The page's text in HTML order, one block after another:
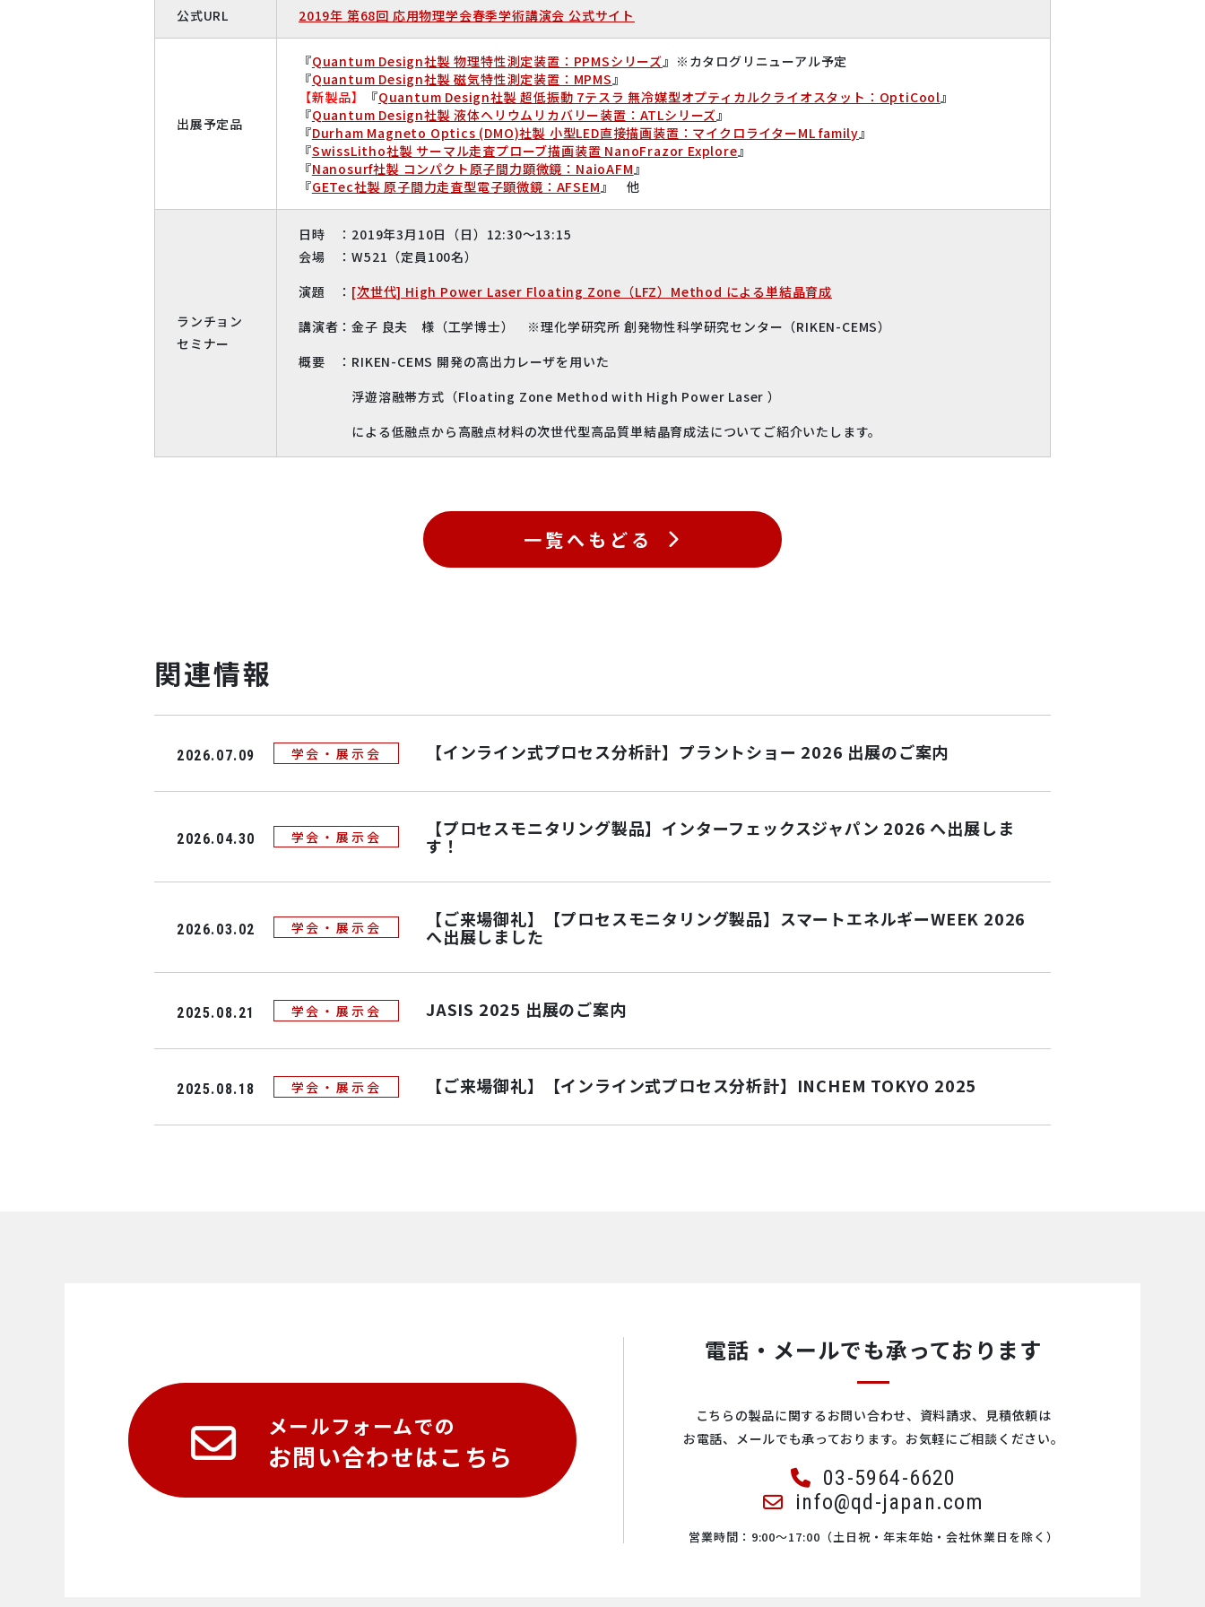
公式URL 2019年 第68回 応用物理学会春季学術講演会 公式サイト
出展予定品
『Quantum Design社製 物理特性測定装置：PPMSシリーズ』※カタログリニューアル予定
『Quantum Design社製 磁気特性測定装置：MPMS』
【新製品】
『Quantum Design社製 超低振動 7テスラ 無冷媒型オプティカルクライオスタット：OptiCool』
『Quantum Design社製 液体ヘリウムリカバリー装置：ATLシリーズ』
『Durham Magneto Optics (DMO)社製 小型LED直接描画装置：マイクロライターML family』
『SwissLitho社製 サーマル走査プローブ描画装置 NanoFrazor Explore』
『Nanosurf社製 コンパクト原子間力顕微鏡：NaioAFM』
『GETec社製 原子間力走査型電子顕微鏡：AFSEM』 他
ランチョン
セミナー
日時 ：2019年3月10日（日）12:30～13:15
会場 ：W521（定員100名）
演題 ： [次世代] High Power Laser Floating Zone（LFZ）Method による単結晶育成
講演者：金子 良夫 様（工学博士） ※理化学研究所 創発物性科学研究センター（RIKEN-CEMS）
概要 ：RIKEN-CEMS 開発の高出力レーザを用いた
浮遊溶融帯方式（Floating Zone Method with High Power Laser ）
による低融点から高融点材料の次世代型高品質単結晶育成法についてご紹介いたします。
一覧へもどる
関連情報
2026.07.09 学会・展示会 【インライン式プロセス分析計】プラントショー 2026 出展のご案内
2026.04.30 学会・展示会 【プロセスモニタリング製品】インターフェックスジャパン 2026 へ出展しま
す！
2026.03.02 学会・展示会 【ご来場御礼】【プロセスモニタリング製品】スマートエネルギーWEEK 2026
へ出展しました
2025.08.21 学会・展示会 JASIS 2025 出展のご案内
2025.08.18 学会・展示会 【ご来場御礼】【インライン式プロセス分析計】INCHEM TOKYO 2025
メールフォームでの
お問い合わせはこちら
電話・メールでも承っております
こちらの製品に関するお問い合わせ、資料請求、見積依頼は
お電話、メールでも承っております。お気軽にご相談ください。
03-5964-6620
info@qd-japan.com
営業時間：9:00〜17:00 （土日祝・年末年始・会社休業日を除く）